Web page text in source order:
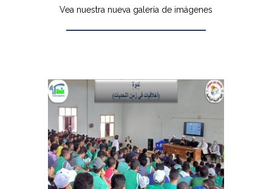
Vea nuestra nueva galería de imágenes